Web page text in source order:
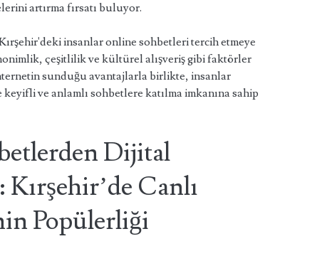
artırma fırsatı buluyor.
insanlar online sohbetleri tercih etmeye
çeşitlilik ve kültürel alışveriş gibi faktörler
sunduğu avantajlarla birlikte, insanlar
ve anlamlı sohbetlere katılma imkanına sahip
Dijital
Canlı
Popülerliği